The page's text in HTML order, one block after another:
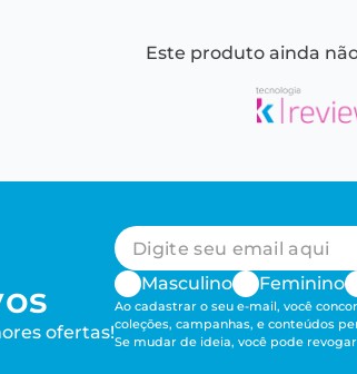
Este produto ainda
ofertas!
Masculino
Feminino
Ao cadastrar o seu e-mail, você
coleções, campanhas, e conteúdos
Se mudar de ideia, você pode